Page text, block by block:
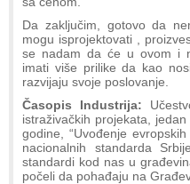
Da zaključim, gotovo da
mogu isprojektovati ,
se nadam da će u ovom i
imati više prilike da kao
razvijaju svoje poslovanje.
Časopis Industrija:
istraživačkih projekata,
godine, “Uvođenje
nacionalnih standarda
standardi kod nas u
počeli da pohađaju na